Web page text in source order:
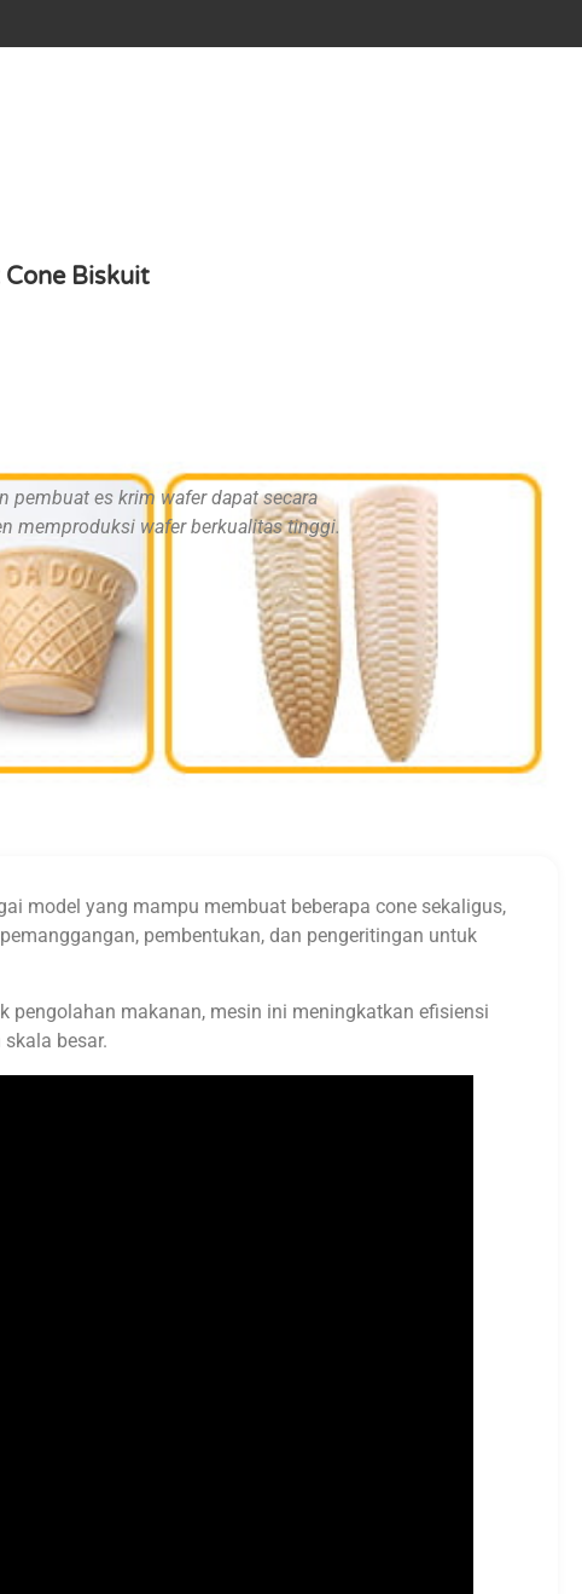
Biskuit
pembuat es krim wafer dapat secara
memproduksi wafer berkualitas tinggi.
model yang mampu membuat beberapa cone sekaligus,
pembentukan, dan pengeritingan untuk
pengolahan makanan, mesin ini meningkatkan efisiensi
besar.